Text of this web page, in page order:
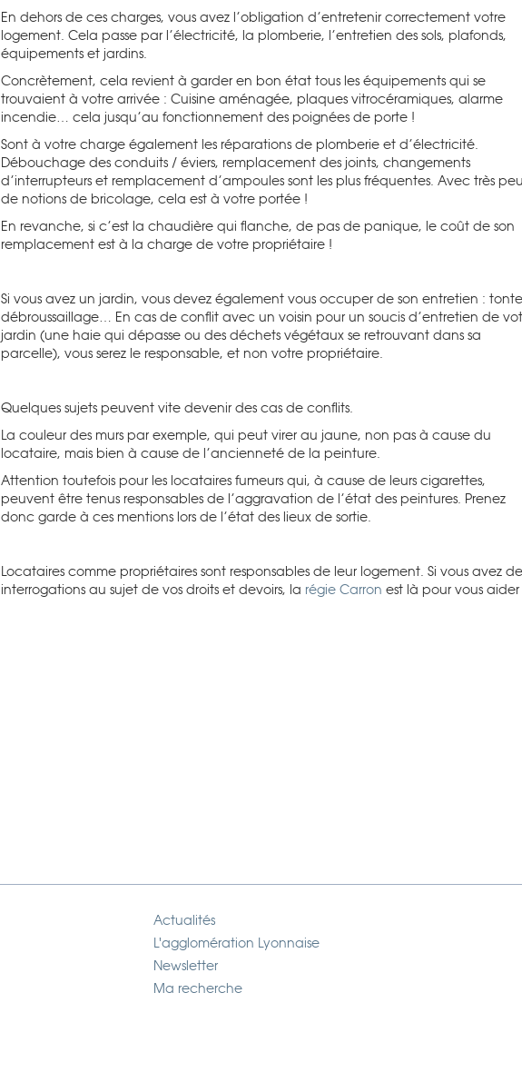
En dehors de ces charges, vous avez l’obligation d’entretenir correctement votre
logement. Cela passe par l’électricité, la plomberie, l’entretien des sols, plafonds,
équipements et jardins.
Concrètement, cela revient à garder en bon état tous les équipements qui se
trouvaient à votre arrivée : Cuisine aménagée, plaques vitrocéramiques, alarme
incendie… cela jusqu’au fonctionnement des poignées de porte !
Sont à votre charge également les réparations de plomberie et d’électricité.
Débouchage des conduits / éviers, remplacement des joints, changements
d’interrupteurs et remplacement d’ampoules sont les plus fréquentes. Avec très peu
de notions de bricolage, cela est à votre portée !
En revanche, si c’est la chaudière qui flanche, de pas de panique, le coût de son
remplacement est à la charge de votre propriétaire !
Si vous avez un jardin, vous devez également vous occuper de son entretien :
débroussaillage… En cas de conflit avec un voisin pour un soucis d’entretien de
jardin (une haie qui dépasse ou des déchets végétaux se retrouvant dans sa
parcelle), vous serez le responsable, et non votre propriétaire.
Quelques sujets peuvent vite devenir des cas de conflits.
La couleur des murs par exemple, qui peut virer au jaune, non pas à cause du
locataire, mais bien à cause de l’ancienneté de la peinture.
Attention toutefois pour les locataires fumeurs qui, à cause de leurs cigarettes,
peuvent être tenus responsables de l’aggravation de l’état des peintures. Prenez
donc garde à ces mentions lors de l’état des lieux de sortie.
Locataires comme propriétaires sont responsables de leur logement. Si vous avez
interrogations au sujet de vos droits et devoirs, la régie Carron est là pour vous aider
Actualités
L'agglomération Lyonnaise
Newsletter
Ma recherche